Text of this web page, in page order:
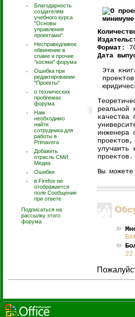
Благодарность
создателям
учебного курса
"Основы
управления
проектами".
Несправедливое
обвинение в
спаме и прочие
"косяки" форума
Ошибка при
редактировании
"Проекты"
о технических
проблемах
форума
Нам
необходимо
найти
сотрудника для
работы в
Primavera
Добавить
отрасль СМИ,
Медиа
Ошибки
в Firefox не
отображается
поле Сообщение
при ответе
Подписаться на
рассылку этого
форума
Формат:
Дата
Эта
реальной
качества
инженера
улучшить
проектов.
Вы